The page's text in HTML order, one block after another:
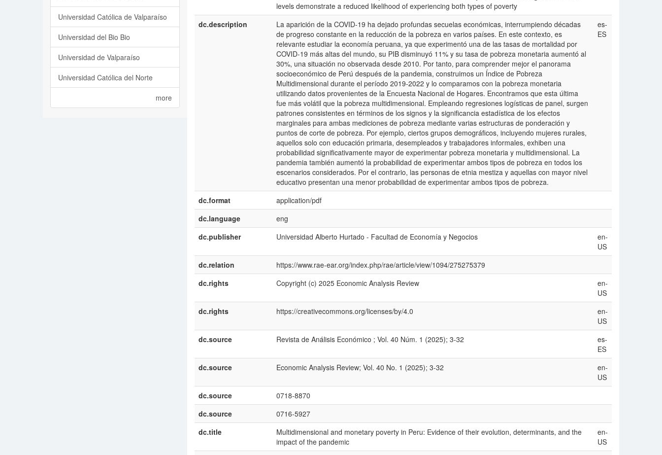
levels demonstrate a reduced likelihood of experiencing both types of poverty
dc.description
La aparición de la COVID-19 ha dejado profundas secuelas económicas, interrumpiendo décadas
de progreso constante en la reducción de la pobreza en varios países. En este contexto, es
relevante estudiar la economía peruana, ya que experimentó una de las tasas de mortalidad por
COVID-19 más altas del mundo, su PIB disminuyó 11% y su tasa de pobreza monetaria aumentó al
30%, una situación no observada desde 2010. Por tanto, para comprender mejor el panorama
socioeconómico de Perú después de la pandemia, construimos un Índice de Pobreza
Multidimensional durante el período 2019-2022 y lo comparamos con la pobreza monetaria
utilizando datos provenientes de la Encuesta Nacional de Hogares. Encontramos que esta última
fue más volátil que la pobreza multidimensional. Empleando regresiones logísticas de panel, surgen
patrones consistentes en términos de los signos y la significancia estadística de los efectos
marginales para ambas mediciones de pobreza mediante varias estructuras de ponderación y
puntos de corte de pobreza. Por ejemplo, ciertos grupos demográficos, incluyendo mujeres rurales,
aquellos solo con educación primaria, desempleados y trabajadores informales, exhiben una
probabilidad significativamente mayor de experimentar pobreza monetaria y multidimensional. La
pandemia también aumentó la probabilidad de experimentar ambos tipos de pobreza en todos los
escenarios considerados. Por el contrario, las personas de etnia mestiza y aquellas con mayor nivel
educativo presentan una menor probabilidad de experimentar ambos tipos de pobreza.
es-
ES
dc.format
application/pdf
dc.language
eng
dc.publisher
Universidad Alberto Hurtado - Facultad de Economía y Negocios
en-
US
dc.relation
https://www.rae-ear.org/index.php/rae/article/view/1094/275275379
dc.rights
Copyright (c) 2025 Economic Analysis Review
en-
US
dc.rights
https://creativecommons.org/licenses/by/4.0
en-
US
dc.source
Revista de Análisis Económico ; Vol. 40 Núm. 1 (2025); 3-32
es-
ES
dc.source
Economic Analysis Review; Vol. 40 No. 1 (2025); 3-32
en-
US
dc.source
0718-8870
dc.source
0716-5927
dc.title
Multidimensional and monetary poverty in Peru: Evidence of their evolution, determinants, and the
impact of the pandemic
en-
US
Universidad Católica de Valparaíso
Universidad del Bio Bio
Universidad de Valparaíso
Universidad Católica del Norte
more